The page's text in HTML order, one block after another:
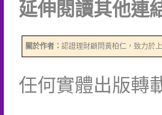
延伸閱讀其他連
關於作者： 認證理財顧問黃柏仁，致力於
任何實體出版轉